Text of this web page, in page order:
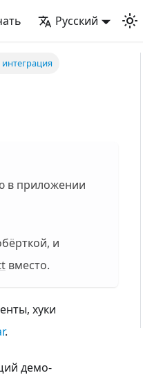
Русский
в приложении
и
вместо.
хуки
.
демо-